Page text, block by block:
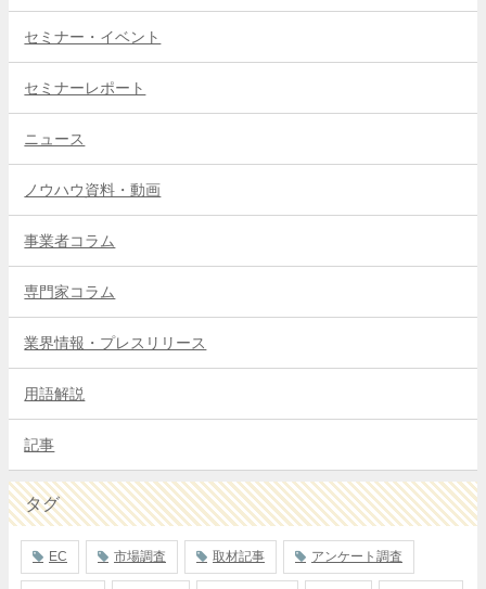
セミナー・イベント
セミナーレポート
ニュース
ノウハウ資料・動画
事業者コラム
専門家コラム
業界情報・プレスリリース
用語解説
記事
タグ
EC 市場調査 取材記事 アンケート調査